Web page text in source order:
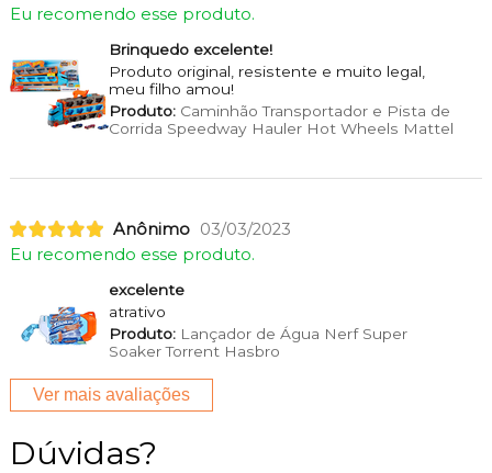
Eu recomendo esse produto.
Brinquedo excelente!
Produto original, resistente e muito legal,
meu filho amou!
Produto:Caminhão Transportador e Pista de
Corrida Speedway Hauler Hot Wheels Mattel
Anônimo 03/03/2023
Eu recomendo esse produto.
excelente
atrativo
Produto:Lançador de Água Nerf Super
Soaker Torrent Hasbro
Ver mais avaliações
Dúvidas?